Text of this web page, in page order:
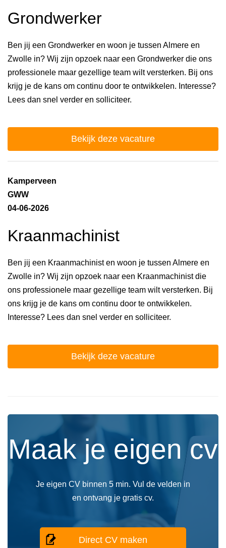
Grondwerker
Ben jij een Grondwerker en woon je tussen Almere en
Zwolle in? Wij zijn opzoek naar een Grondwerker die ons
professionele maar gezellige team wilt versterken. Bij ons
krijg je de kans om continu door te ontwikkelen. Interesse?
Lees dan snel verder en solliciteer.
Bekijk deze vacature
Kamperveen
GWW
04-06-2026
Kraanmachinist
Ben jij een Kraanmachinist en woon je tussen Almere en
Zwolle in? Wij zijn opzoek naar een Kraanmachinist die
ons professionele maar gezellige team wilt versterken. Bij
ons krijg je de kans om continu door te ontwikkelen.
Interesse? Lees dan snel verder en solliciteer.
Bekijk deze vacature
Maak je eigen cv
Je eigen CV binnen 5 min. Vul de velden in
en ontvang je gratis cv.
Direct CV maken